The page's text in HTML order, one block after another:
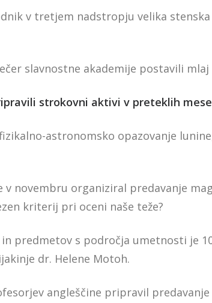
v tretjem nadstropju velika
slavnostne akademije postavili
strokovni aktivi v preteklih
astronomsko opazovanje
novembru organiziral predavanje
kriterij pri oceni naše teže?
predmetov s področja umetnosti je
dr. Helene Motoh.
angleščine pripravil